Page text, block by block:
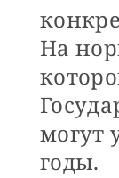
На
могут
годы.